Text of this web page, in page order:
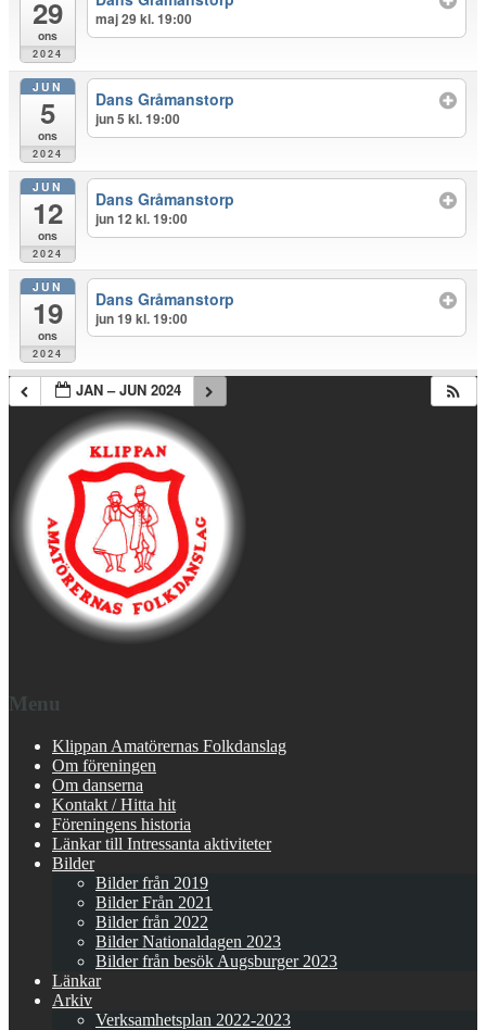
29
ons
2024
maj 29 kl. 19:00
JUN
5
ons
2024
Dans Gråmanstorp
jun 5 kl. 19:00
JUN
12
ons
2024
Dans Gråmanstorp
jun 12 kl. 19:00
JUN
19
ons
2024
Dans Gråmanstorp
jun 19 kl. 19:00
JAN – JUN 2024
Menu
Klippan Amatörernas Folkdanslag
Om föreningen
Om danserna
Kontakt / Hitta hit
Föreningens historia
Länkar till Intressanta aktiviteter
Bilder
Bilder från 2019
Bilder Från 2021
Bilder från 2022
Bilder Nationaldagen 2023
Bilder från besök Augsburger 2023
Länkar
Arkiv
Verksamhetsplan 2022-2023